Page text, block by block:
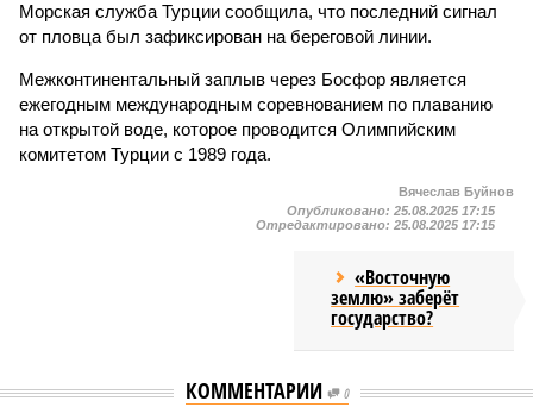
Морская служба Турции сообщила, что последний сигнал
от пловца был зафиксирован на береговой линии.
Межконтинентальный заплыв через Босфор является
ежегодным международным соревнованием по плаванию
на открытой воде, которое проводится Олимпийским
комитетом Турции с 1989 года.
Вячеслав Буйнов
Опубликовано: 25.08.2025 17:15
Отредактировано: 25.08.2025 17:15
«Восточную
землю» заберёт
государство?
КОММЕНТАРИИ 0